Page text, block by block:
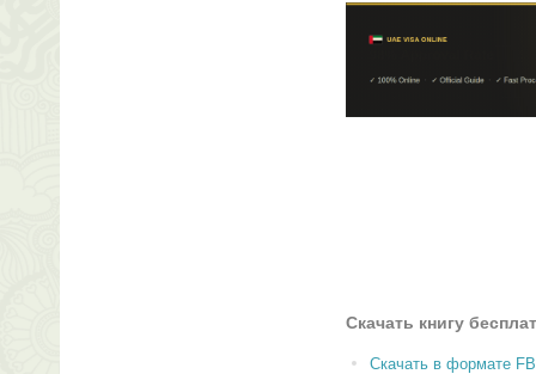
Скачать книгу
Скачать в формате